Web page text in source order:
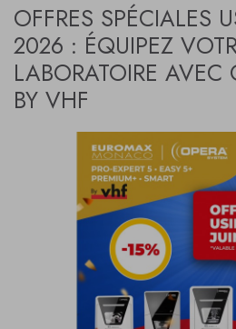
OFFRES SPÉCIALES
2026 : ÉQUIPEZ
LABORATOIRE AVEC
BY VHF